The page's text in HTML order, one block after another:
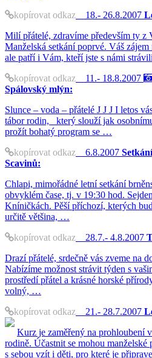
kopírovat odkaz 18.- 26.8.2007
Milí přátelé, zdravíme především ty z
Manželská setkání poprvé. Váš
ale patří i Vám, kteří jste s námi
kopírovat odkaz 11.- 18.8.2007
Spálovský mlýn:
Slunce – voda – přátelé J J J I letos
tábor rodin, který slouží jak
prožít bohatý program se …
kopírovat odkaz 6.8.2007
Scavinů:
Chlapi, mimořádné letní setkání
obvyklém čase, tj. v 19:30 hod.
Kníničkách. Pěší příchozí, kterých
určitě většina, …
kopírovat odkaz 28.7.- 4.8.2007
Drazí přátelé, srdečně vás zveme na
Nabízíme možnost strávit týden s
prostředí přátel a krásné horské
volný, …
kopírovat odkaz 21.- 28.7.2007
Kurz je zaměřený na prohloubení
rodině. Účastnit se mohou manželské
s sebou vzít i děti, pro které je